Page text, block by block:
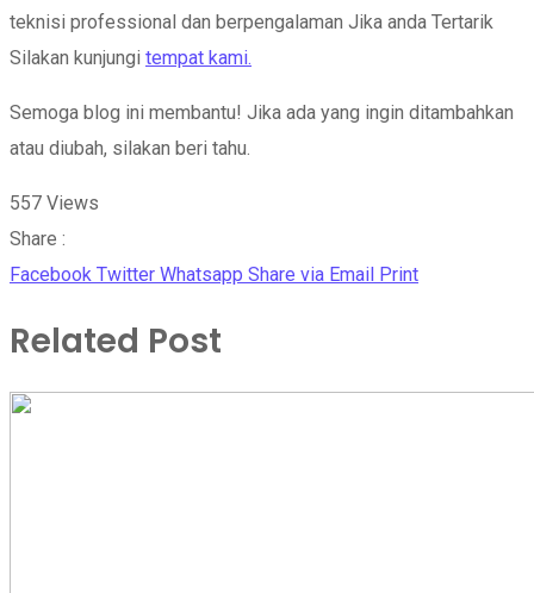
teknisi professional dan berpengalaman Jika anda Tertarik
Silakan kunjungi tempat kami.
Semoga blog ini membantu! Jika ada yang ingin ditambahkan
atau diubah, silakan beri tahu.
557 Views
Share :
Facebook Twitter Whatsapp Share via Email Print
Related Post